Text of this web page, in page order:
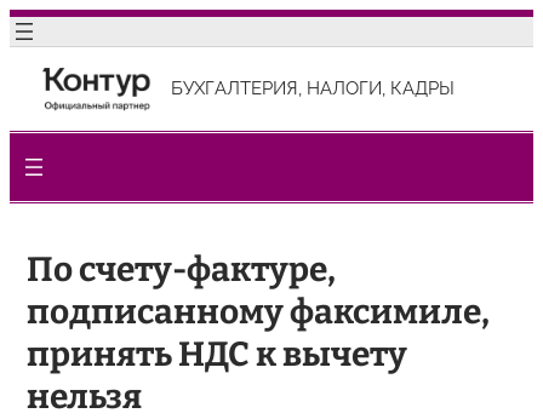
Перейти
содержимому
БУХГАЛТЕРИЯ, НАЛОГИ, КАДРЫ
По счету-фактуре,
подписанному факсимиле,
принять НДС к вычету
нельзя